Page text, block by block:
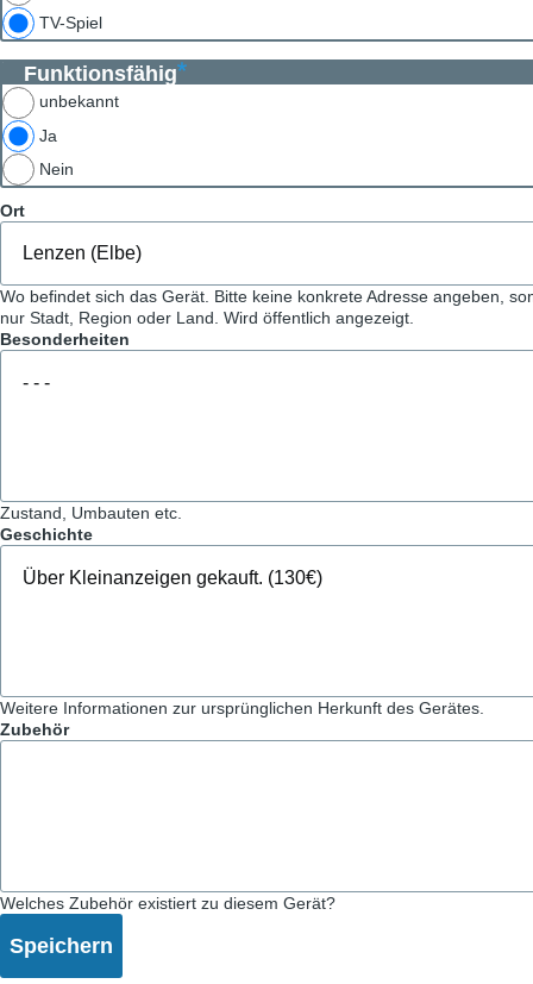
TV-Spiel
Funktionsfähig
unbekannt
Ja
Nein
Ort
Wo befindet sich das Gerät. Bitte keine konkrete Adresse angeben,
nur Stadt, Region oder Land. Wird öffentlich angezeigt.
Besonderheiten
Zustand, Umbauten etc.
Geschichte
Weitere Informationen zur ursprünglichen Herkunft des Gerätes.
Zubehör
Welches Zubehör existiert zu diesem Gerät?